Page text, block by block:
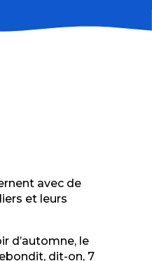
avec de
et leurs
d’automne, le
dit-on, 7